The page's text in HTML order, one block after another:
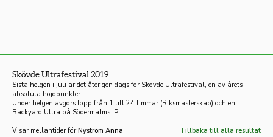
Skövde Ultrafestival 2019
Sista helgen i juli är det återigen dags för Skövde Ultrafestival, en av årets
absoluta höjdpunkter.
Under helgen avgörs lopp från 1 till 24 timmar (Riksmästerskap) och en
Backyard Ultra på Södermalms IP.
Visar mellantider för Nyström Anna Tillbaka till alla resultat